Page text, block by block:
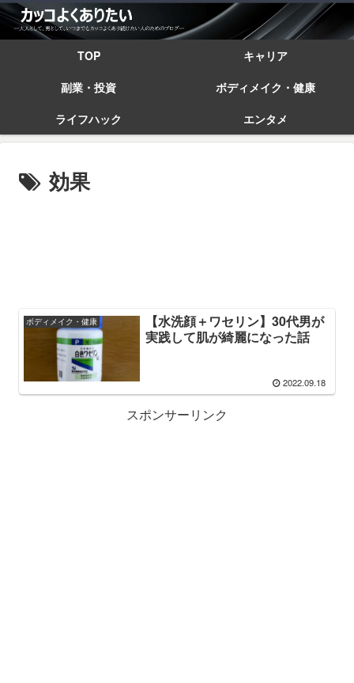
TOP
キャリア
副業・投資
ボディメイク・健康
ライフハック
エンタメ
効果
ボディメイク・健康
【水洗顔＋ワセリン】30代男が
実践して肌が綺麗になった話
2022.09.18
スポンサーリンク